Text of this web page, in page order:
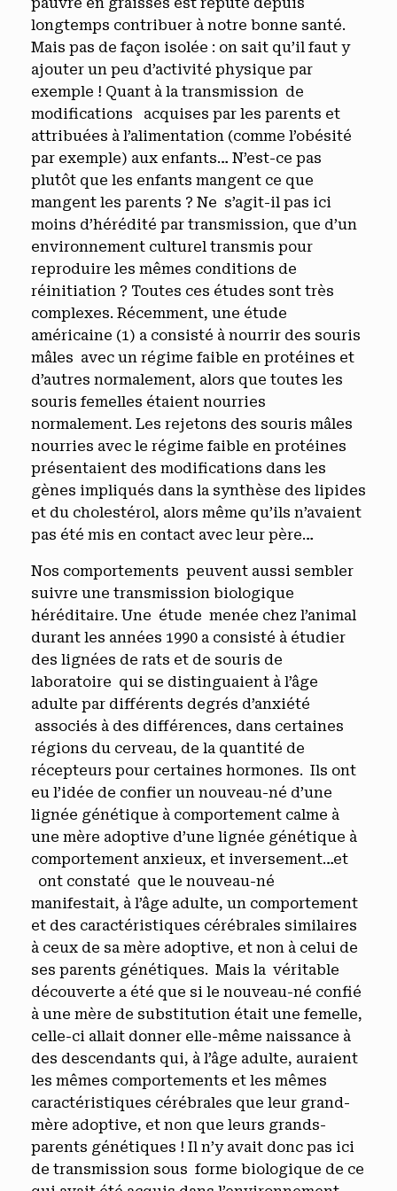
longtemps contribuer à notre bonne santé.
Mais pas de façon isolée : on sait qu’il faut y
ajouter un peu d’activité physique par
exemple ! Quant à la transmission de
modifications acquises par les parents et
attribuées à l’alimentation (comme l’obésité
par exemple) aux enfants… N’est-ce pas
plutôt que les enfants mangent ce que
mangent les parents ? Ne s’agit-il pas ici
moins d’hérédité par transmission, que d’un
environnement culturel transmis pour
reproduire les mêmes conditions de
réinitiation ? Toutes ces études sont très
complexes. Récemment, une étude
américaine (1) a consisté à nourrir des souris
mâles avec un régime faible en protéines et
d’autres normalement, alors que toutes les
souris femelles étaient nourries
normalement. Les rejetons des souris mâles
nourries avec le régime faible en protéines
présentaient des modifications dans les
gènes impliqués dans la synthèse des lipides
et du cholestérol, alors même qu’ils n’avaient
pas été mis en contact avec leur père…
Nos comportements peuvent aussi sembler
suivre une transmission biologique
héréditaire. Une étude menée chez l’animal
durant les années 1990 a consisté à étudier
des lignées de rats et de souris de
laboratoire qui se distinguaient à l’âge
adulte par différents degrés d’anxiété
associés à des différences, dans certaines
régions du cerveau, de la quantité de
récepteurs pour certaines hormones. Ils ont
eu l’idée de confier un nouveau-né d’une
lignée génétique à comportement calme à
une mère adoptive d’une lignée génétique à
comportement anxieux, et inversement…et
ont constaté que le nouveau-né
manifestait, à l’âge adulte, un comportement
et des caractéristiques cérébrales similaires
à ceux de sa mère adoptive, et non à celui de
ses parents génétiques. Mais la véritable
découverte a été que si le nouveau-né confié
à une mère de substitution était une femelle,
celle-ci allait donner elle-même naissance à
des descendants qui, à l’âge adulte, auraient
les mêmes comportements et les mêmes
caractéristiques cérébrales que leur grand-
mère adoptive, et non que leurs grands-
parents génétiques ! Il n’y avait donc pas ici
de transmission sous forme biologique de ce